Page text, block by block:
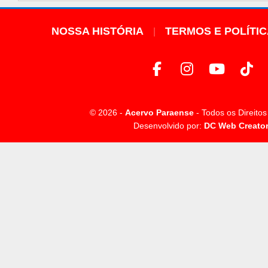
NOSSA HISTÓRIA TERMOS E
© 2026 - Acervo Paraense - Todos os
Desenvolvido por: DC Web